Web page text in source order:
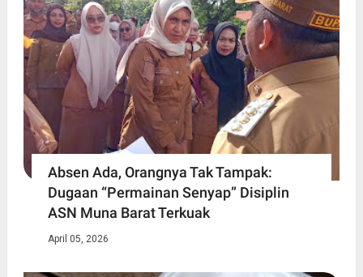
Absen Ada, Orangnya Tak Tampak:
Dugaan “Permainan Senyap” Disiplin
ASN Muna Barat Terkuak
April 05, 2026